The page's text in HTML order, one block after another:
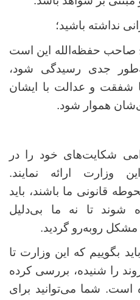
نداشته باشید؛
صاحب حفظه‌الله این است
جدی رسیدگی شود،
شفقت و عدالت با ایشان
هموار شود.
شکایت‌های خود را در
وزارت ارائه نمایند.
قانونی ما باشند، باید
شوند تا نه ما بی‌دلیل
روبه‌رو گردید.
بگوییم که این وزارت تا
را شنیده، بررسی کرده
است. شما می‌توانید برای